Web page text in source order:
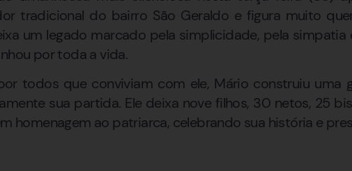
tradicional do bairro São Geraldo e figura muito
um legado marcado pela simplicidade, pela simpatia
por toda a vida.
todos que conviviam com ele, Mário construiu uma
sua partida. Ele deixa nove filhos, 30 netos, 25
homenagem ao patriarca, celebrando sua história e